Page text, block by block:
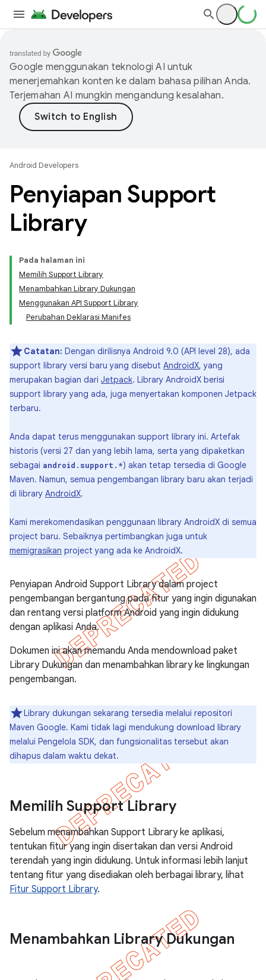
Google menggunakan teknologi AI untuk
menerjemahkan konten ke dalam bahasa pilihan Anda.
Terjemahan AI mungkin mengandung kesalahan.
Android Developers
Penyiapan Support
Library
Pada halaman ini
Memilih Support Library
Menambahkan Library Dukungan
Menggunakan API Support Library
Perubahan Deklarasi Manifes
Catatan: Dengan dirilisnya Android 9.0 (API level 28), ada
support library versi baru yang disebut AndroidX, yang
merupakan bagian dari Jetpack. Library AndroidX berisi
support library yang ada, juga menyertakan komponen Jetpack
terbaru.
Anda dapat terus menggunakan support library ini. Artefak
historis (versi 27 dan yang lebih lama, serta yang dipaketkan
sebagai android.support.*) akan tetap tersedia di Google
Maven. Namun, semua pengembangan library baru akan terjadi
di library AndroidX.
Kami merekomendasikan penggunaan library AndroidX di semua
project baru. Sebaiknya pertimbangkan juga untuk
memigrasikan project yang ada ke AndroidX.
Penyiapan Android Support Library dalam project
pengembangan bergantung pada fitur yang ingin digunakan
dan rentang versi platform Android yang ingin didukung
dengan aplikasi Anda.
Dokumen ini akan memandu Anda mendownload paket
Library Dukungan dan menambahkan library ke lingkungan
pengembangan.
Library dukungan sekarang tersedia melalui repositori
Maven Google. Kami tidak lagi mendukung download library
melalui Pengelola SDK, dan fungsionalitas tersebut akan
dihapus dalam waktu dekat.
Memilih Support Library
Sebelum menambahkan Support Library ke aplikasi,
tentukan fitur yang ingin disertakan dan versi Android
terendah yang ingin didukung. Untuk informasi lebih lanjut
tentang fitur yang disediakan oleh berbagai library, lihat
Fitur Support Library.
Menambahkan Library Dukungan